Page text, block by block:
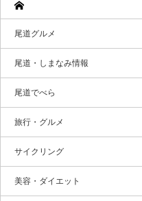
尾道グルメ
尾道・しまなみ情報
尾道でべら
旅行・グルメ
サイクリング
美容・ダイエット